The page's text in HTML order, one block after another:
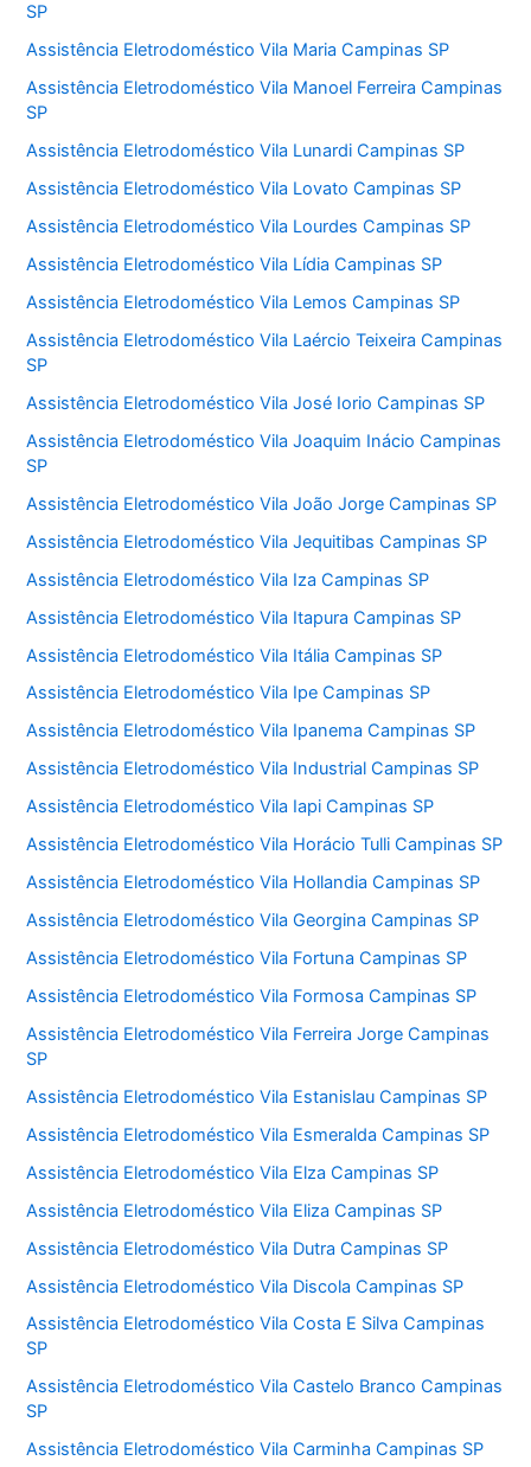
SP
Assistência Eletrodoméstico Vila Maria Campinas SP
Assistência Eletrodoméstico Vila Manoel Ferreira Campinas
SP
Assistência Eletrodoméstico Vila Lunardi Campinas SP
Assistência Eletrodoméstico Vila Lovato Campinas SP
Assistência Eletrodoméstico Vila Lourdes Campinas SP
Assistência Eletrodoméstico Vila Lídia Campinas SP
Assistência Eletrodoméstico Vila Lemos Campinas SP
Assistência Eletrodoméstico Vila Laércio Teixeira Campinas
SP
Assistência Eletrodoméstico Vila José Iorio Campinas SP
Assistência Eletrodoméstico Vila Joaquim Inácio Campinas
SP
Assistência Eletrodoméstico Vila João Jorge Campinas SP
Assistência Eletrodoméstico Vila Jequitibas Campinas SP
Assistência Eletrodoméstico Vila Iza Campinas SP
Assistência Eletrodoméstico Vila Itapura Campinas SP
Assistência Eletrodoméstico Vila Itália Campinas SP
Assistência Eletrodoméstico Vila Ipe Campinas SP
Assistência Eletrodoméstico Vila Ipanema Campinas SP
Assistência Eletrodoméstico Vila Industrial Campinas SP
Assistência Eletrodoméstico Vila Iapi Campinas SP
Assistência Eletrodoméstico Vila Horácio Tulli Campinas SP
Assistência Eletrodoméstico Vila Hollandia Campinas SP
Assistência Eletrodoméstico Vila Georgina Campinas SP
Assistência Eletrodoméstico Vila Fortuna Campinas SP
Assistência Eletrodoméstico Vila Formosa Campinas SP
Assistência Eletrodoméstico Vila Ferreira Jorge Campinas
SP
Assistência Eletrodoméstico Vila Estanislau Campinas SP
Assistência Eletrodoméstico Vila Esmeralda Campinas SP
Assistência Eletrodoméstico Vila Elza Campinas SP
Assistência Eletrodoméstico Vila Eliza Campinas SP
Assistência Eletrodoméstico Vila Dutra Campinas SP
Assistência Eletrodoméstico Vila Discola Campinas SP
Assistência Eletrodoméstico Vila Costa E Silva Campinas
SP
Assistência Eletrodoméstico Vila Castelo Branco Campinas
SP
Assistência Eletrodoméstico Vila Carminha Campinas SP